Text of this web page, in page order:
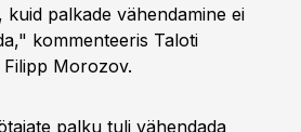
palkade vähendamine ei
kommenteeris Taloti
Morozov.
palku tuli vähendada